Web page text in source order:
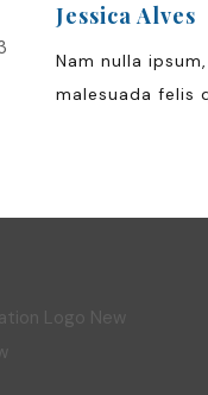
Jessica Alves
Nam nulla
malesuada felis